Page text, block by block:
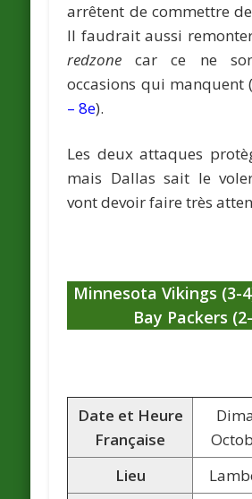
arrêtent de commettre
Il faudrait aussi
redzone car ce ne
occasions qui manquent (
– 8e).
Les deux attaques
mais Dallas sait le
vont devoir faire très
Minnesota Vikings (3-
Bay Packers
Date et Heure
Française
Lieu